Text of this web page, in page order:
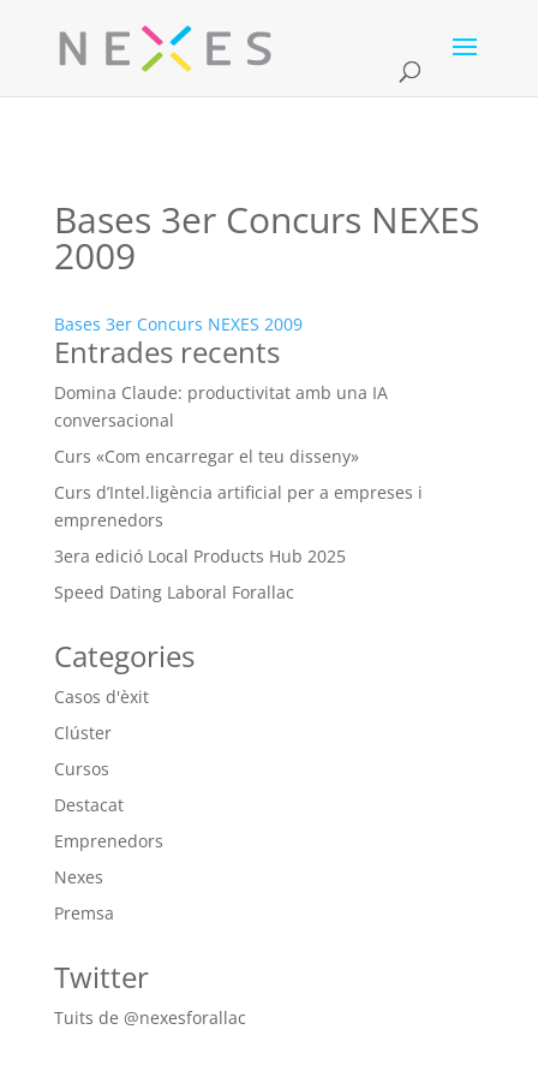
Bases 3er Concurs NEXES
2009
Bases 3er Concurs NEXES 2009
Entrades recents
Domina Claude: productivitat amb una IA
conversacional
Curs «Com encarregar el teu disseny»
Curs d’Intel.ligència artificial per a empreses i
emprenedors
3era edició Local Products Hub 2025
Speed Dating Laboral Forallac
Categories
Casos d'èxit
Clúster
Cursos
Destacat
Emprenedors
Nexes
Premsa
Twitter
Tuits de @nexesforallac